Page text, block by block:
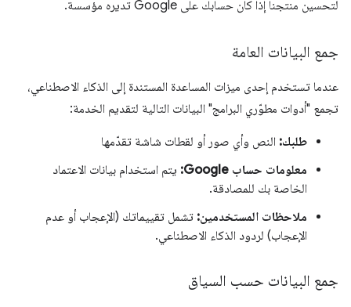
لتحسين منتجنا إذا كان حسابك على Google تديره مؤسسة.
جمع البيانات العامة
عندما تستخدم إحدى ميزات المساعدة المستندة إلى الذكاء الاصطناعي،
تجمع "أدوات مطوّري البرامج" البيانات التالية لتقديم الخدمة:
طلبك: النص وأي صور أو لقطات شاشة تقدّمها
معلومات حساب Google:
يتم استخدام بيانات الاعتماد
الخاصة بك للمصادقة.
ملاحظات المستخدمين: تشمل تقييماتك (الإعجاب أو عدم
الإعجاب) لردود الذكاء الاصطناعي.
جمع البيانات حسب السياق